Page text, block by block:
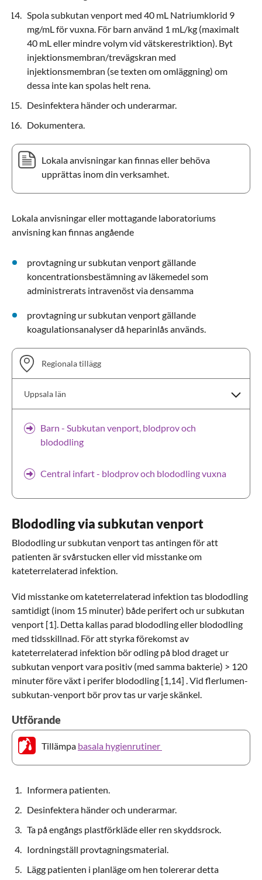
Spola subkutan venport med 40 mL Natriumklorid 9
mg/mL för vuxna. För barn använd 1 mL/kg (maximalt
40 mL eller mindre volym vid vätskerestriktion). Byt
injektionsmembran/trevägskran med
injektionsmembran (se texten om omläggning) om
dessa inte kan spolas helt rena.
Desinfektera händer och underarmar.
Dokumentera.
Lokala anvisningar kan finnas eller behöva
upprättas inom din verksamhet.
Lokala anvisningar eller mottagande laboratoriums
anvisning kan finnas angående
provtagning ur subkutan venport gällande
koncentrationsbestämning av läkemedel som
administrerats intravenöst via densamma
provtagning ur subkutan venport gällande
koagulationsanalyser då heparinlås används.
Regionala tillägg
Uppsala län
Uppsala län
Barn - Subkutan venport, blodprov och
blododling
Central infart - blodprov och blododling vuxna
Blododling via subkutan venport
Blododling ur subkutan venport tas antingen för att
patienten är svårstucken eller vid misstanke om
kateterrelaterad infektion.
Vid misstanke om kateterrelaterad infektion tas blododling
samtidigt (inom 15 minuter) både perifert och ur subkutan
venport [1]. Detta kallas parad blododling eller blododling
med tidsskillnad. För att styrka förekomst av
kateterrelaterad infektion bör odling på blod draget ur
subkutan venport vara positiv (med samma bakterie) > 120
minuter före växt i perifer blododling [1,14] . Vid flerlumen-
subkutan-venport bör prov tas ur varje skänkel.
Utförande
Tillämpa basala hygienrutiner
Informera patienten.
Desinfektera händer och underarmar.
Ta på engångs plastförkläde eller ren skyddsrock.
Iordningställ provtagningsmaterial.
Lägg patienten i planläge om hen tolererar detta